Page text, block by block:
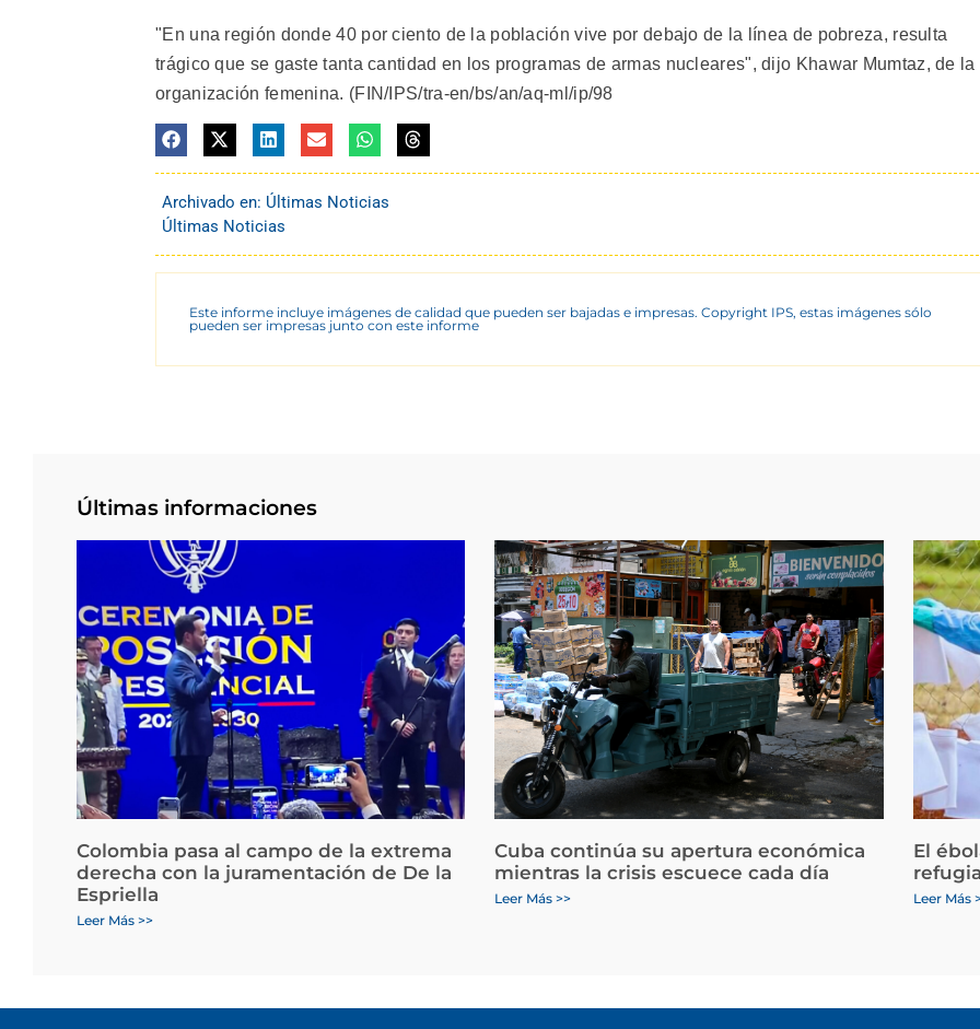
"En una región donde 40 por ciento de la población vive por debajo de la línea de pobreza, resulta
trágico que se gaste tanta cantidad en los programas de armas nucleares", dijo Khawar Mumtaz, de la
organización femenina. (FIN/IPS/tra-en/bs/an/aq-ml/ip/98
Archivado en: Últimas Noticias
Últimas Noticias
Este informe incluye imágenes de calidad que pueden ser bajadas e impresas. Copyright IPS, estas imágenes sólo
pueden ser impresas junto con este informe
Últimas informaciones
Colombia pasa al campo de la extrema
derecha con la juramentación de De la
Espriella
Leer Más >>
Cuba continúa su apertura económica
mientras la crisis escuece cada día
Leer Más >>
El
Leer Más